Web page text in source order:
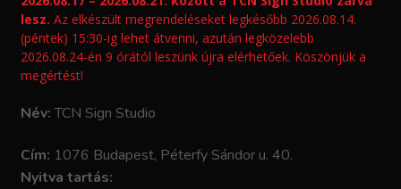
lesz. Az elkészült megrendeléseket legkésőbb 2026.08.14.
(péntek) 15:30-ig lehet átvenni, azután legközelebb
2026.08.24-én 9 órától leszünk újra elérhetőek. Köszönjük a
megértést!
Név:TCN Sign Studio
Cím: 1076 Budapest, Péterfy Sándor u. 40.
Nyitva tartás: